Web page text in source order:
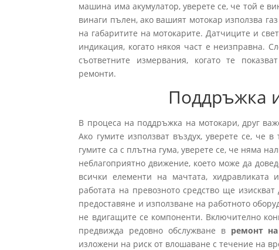
машина има акумулатор, уверете се, че той е
винаги пълен, ако вашият мотокар използва
на габаритите на мотокарите. Датчиците и
индикация, когато някоя част е неизправна.
съответните измервания, когато те
ремонти.
Поддръжка
В процеса на поддръжка на мотокари, друг
Ако гумите използват въздух, уверете се, че
гумите са с плътна гума, уверете се, че няма
неблагоприятно движение, което може да
всички елементи на мачтата,
работата на превозното средство ще
предоставяне и използване на работното
не вдигащите се компоненти. Включително
предвижда редовно обслужване в ремонт
изложени на риск от влошаване с течение на